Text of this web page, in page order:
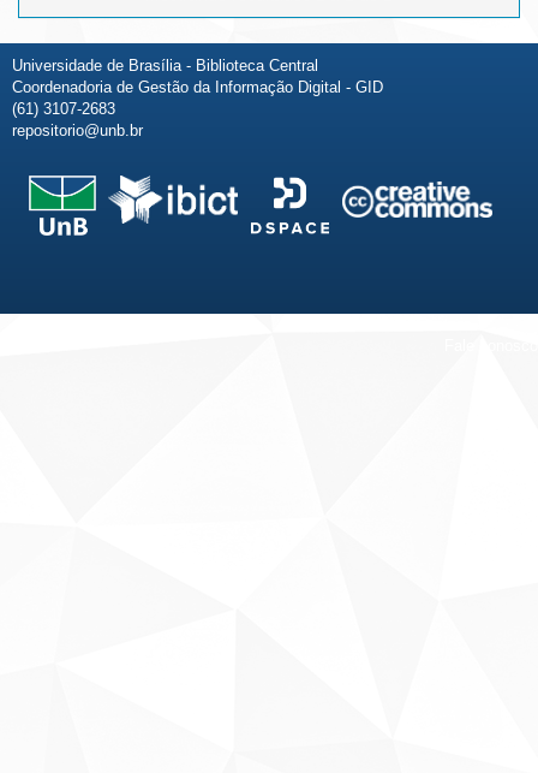
Universidade de Brasília - Biblioteca Central
Coordenadoria de Gestão da Informação Digital - GID
(61) 3107-2683
repositorio@unb.br